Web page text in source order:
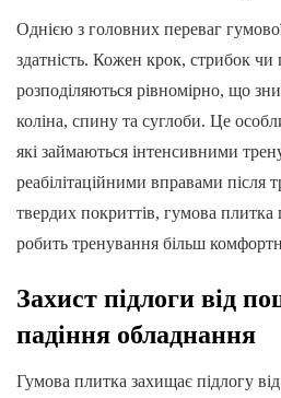
Однією з головних переваг
здатність. Кожен крок, стрибок чи
розподіляються рівномірно, що
коліна, спину та суглоби. Це
які займаються інтенсивними
реабілітаційними вправами після
твердих покриттів, гумова плитка
робить тренування більш
Захист підлоги від
падіння обладнання
Гумова плитка захищає підлогу